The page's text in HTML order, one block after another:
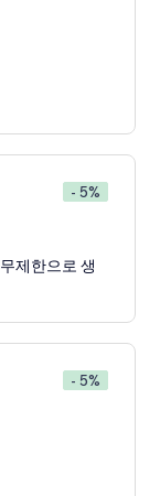
- 5%
제한으로 생
- 5%